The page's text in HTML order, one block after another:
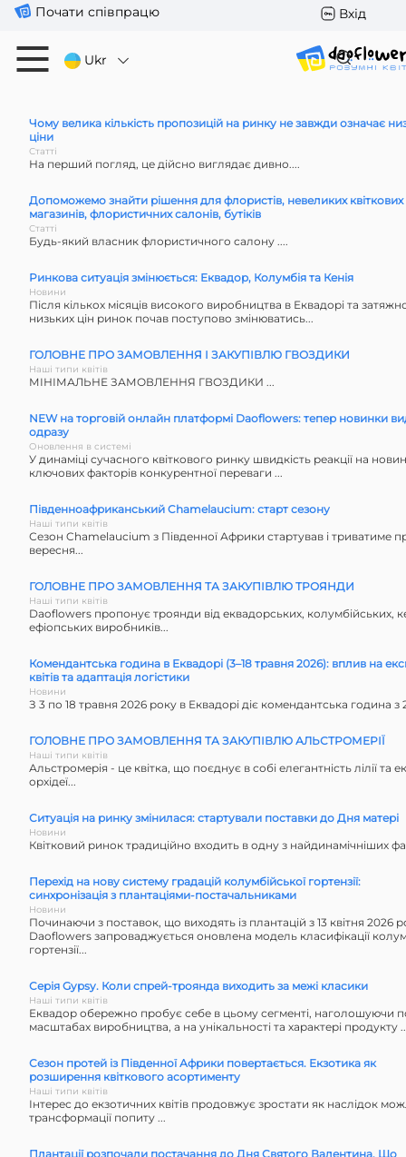
Почати співпрацю Вхід
Ukr
Чому велика кількість пропозицій на ринку не завжди означає
ціни
Статті
На перший погляд, це дійсно виглядає дивно....
Допоможемо знайти рішення для флористів, невеликих квіткових
магазинів, флористичних салонів, бутіків
Статті
Будь-який власник флористичного салону ....
Ринкова ситуація змінюється: Еквадор, Колумбія та Кенія
Новини
Після кількох місяців високого виробництва в Еквадорі та
низьких цін ринок почав поступово змінюватись...
ГОЛОВНЕ ПРО ЗАМОВЛЕННЯ І ЗАКУПІВЛЮ ГВОЗДИКИ
Наші типи квітів
МІНІМАЛЬНЕ ЗАМОВЛЕННЯ ГВОЗДИКИ ...
NEW на торговій онлайн платформі Daoflowers: тепер новинки
одразу
Оновлення в системі
У динаміці сучасного квіткового ринку швидкість реакції на
ключових факторів конкурентної переваги ...
Південноафриканський Chamelaucium: старт сезону
Наші типи квітів
Сезон Chamelaucium з Південної Африки стартував і триватиме
вересня...
ГОЛОВНЕ ПРО ЗАМОВЛЕННЯ ТА ЗАКУПІВЛЮ ТРОЯНДИ
Наші типи квітів
Daoflowers пропонує троянди від еквадорських, колумбійських,
ефіопських виробників...
Комендантська година в Еквадорі (3–18 травня 2026): вплив на
квітів та адаптація логістики
Новини
З 3 по 18 травня 2026 року в Еквадорі діє комендантська година з
ГОЛОВНЕ ПРО ЗАМОВЛЕННЯ ТА ЗАКУПІВЛЮ АЛЬСТРОМЕРІЇ
Наші типи квітів
Альстромерія - це квітка, що поєднує в собі елегантність лілії та
орхідеї...
Ситуація на ринку змінилася: стартували поставки до Дня матері
Новини
Квітковий ринок традиційно входить в одну з найдинамічніших
Перехід на нову систему градацій колумбійської гортензії:
синхронізація з плантаціями-постачальниками
Новини
Починаючи з поставок, що виходять із плантацій з 13 квітня 2026
Daoflowers запроваджується оновлена модель класифікації
гортензії...
Серія Gypsy. Коли спрей-троянда виходить за межі класики
Наші типи квітів
Еквадор обережно пробує себе в цьому сегменті, наголошуючи
масштабах виробництва, а на унікальності та характері продукту
Сезон протей із Південної Африки повертається. Екзотика як
розширення квіткового асортименту
Наші типи квітів
Інтерес до екзотичних квітів продовжує зростати як наслідок
трансформації попиту ...
Плантації розпочали постачання до Дня Святого Валентина. Що